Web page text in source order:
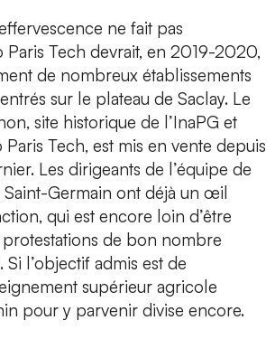
ne fait pas
Paris Tech devrait, en 2019-2020,
de nombreux établissements
sur le plateau de Saclay. Le
site historique de l’InaPG et
Tech, est mis en vente depuis
Les dirigeants de l’équipe de
Germain ont déjà un œil
qui est encore loin d’être
protestations de bon nombre
Si l’objectif admis est de
supérieur agricole
pour y parvenir divise encore.